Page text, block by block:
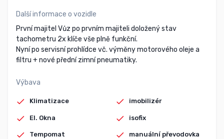
Další informace o vozidle
První majitel Vůz po prvním majiteli doložený stav
tachometru 2x klíče vše plně funkční.
Nyní po servisní prohlídce vč. výměny motorového oleje a
filtru + nové přední zimní pneumatiky.
Výbava
Klimatizace
El. Okna
Tempomat
imobilizér
isofix
manuální převodovka